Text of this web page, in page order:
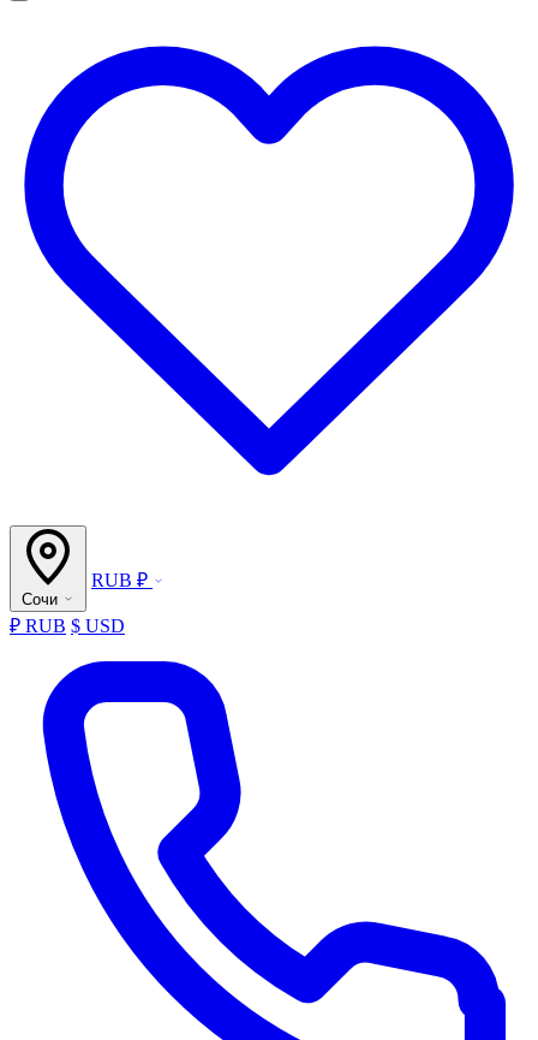
Сочи
RUB ₽
₽ RUB $ USD